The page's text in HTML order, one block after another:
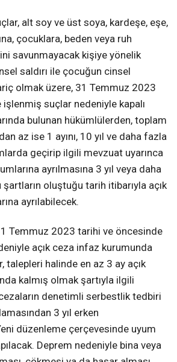
alt soy ve üst soya, kardeşe, eşe,
çocuklara, beden veya ruh
savunmayacak kişiye yönelik
saldırı ile çocuğun cinsel
olmak üzere, 31 Temmuz 2023
suçlar nedeniyle kapalı
bulunan hükümlülerden, toplam
az ise 1 ayını, 10 yıl ve daha fazla
geçirip ilgili mevzuat uyarınca
ayrılmasına 3 yıl veya daha
oluştuğu tarih itibarıyla açık
ayrılabilecek.
Temmuz 2023 tarihi ve öncesinde
açık ceza infaz kurumunda
talepleri halinde en az 3 ay açık
kalmış olmak şartıyla ilgili
denetimli serbestlik tedbiri
3 yıl erken
düzenleme çerçevesinde uyum
Deprem nedeniyle bina veya